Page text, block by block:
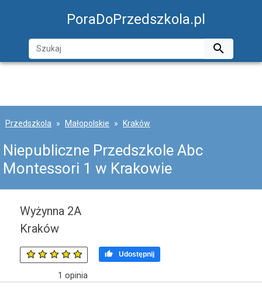
PoraDoPrzedszkola.pl

Przedszkola Małopolskie Kraków
Niepubliczne Przedszkole Abc
Montessori 1 w Krakowie
Wyżynna 2A
Kraków
1 opinia
 Udostępnij